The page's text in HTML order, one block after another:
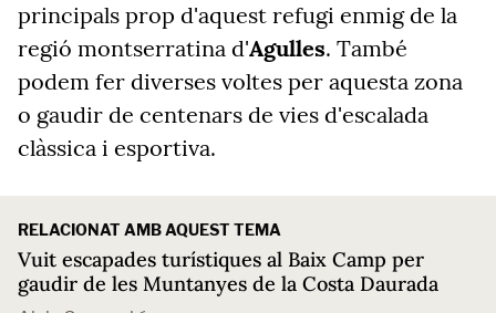
principals prop d'aquest refugi enmig de la
regió montserratina d'Agulles. També
podem fer diverses voltes per aquesta zona
o gaudir de centenars de vies d'escalada
clàssica i esportiva.
RELACIONAT AMB AQUEST TEMA
Vuit escapades turístiques al Baix Camp per
gaudir de les Muntanyes de la Costa Daurada